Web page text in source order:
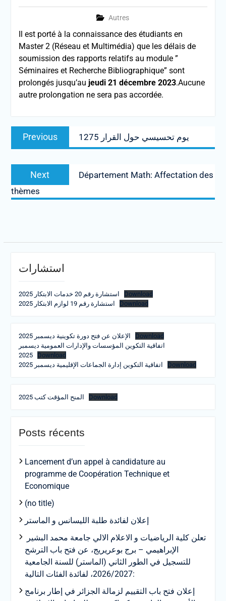
Autres
Il est porté à la connaissance des étudiants en
Master 2 (Réseau et Multimédia) que les délais de
soumission des rapports relatifs au module ”
Séminaires et Recherche Bibliographique” sont
prolongés jusqu’au jeudi 21 décembre 2023.Aucune
autre prolongation ne sera pas accordée.
Post
navigation
Previous
Previous
post:
يوم تحسيسي حول القرار 1275
Next
Next
post:
Département Math: Affectation des
thèmes
استشارات
استشارة رقم 20 خدمات الابتكار 2025
Download
استشارة رقم 19 لوازم الابتكار 2025
Download
الإعلان عن فتح دورة تكوينية ديسمبر 2025
Download
اتفاقية التكوين المؤسسات والإدارات العمومية ديسمبر
2025
Download
اتفاقية التكوين إدارة الجماعات الإقليمية ديسمبر 2025
Download
المنح المؤقت كتب 2025 Download
Posts récents
Lancement d’un appel à candidature au
programme de Coopération Technique et
Economique
(no title)
إعلان لفائدة طلبة الليسانس و الماستر
الإبراهيمي – برج بوعريريج، عن فتح باب الترشح
للتسجيل في الطور الثاني (الماستر) للسنة الجامعية
2026/2027، لفائدة الفئات التالية:
إعلان فتح باب التقييم لزمالة الجزائر في إطار برنامج